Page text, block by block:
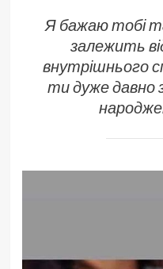
Я бажаю тобі
залежить
внутрішнього
ти дуже давно